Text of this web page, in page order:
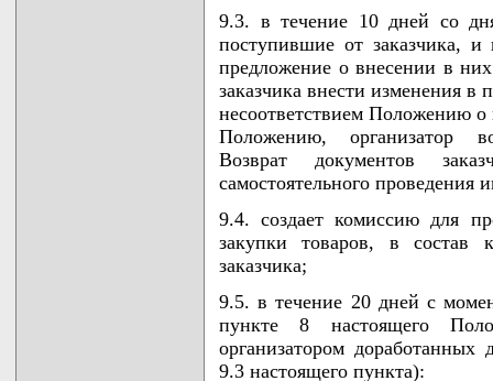
9.3. в течение 10 дней со
поступившие от заказчика, и
предложение о внесении в
заказчика внести изменения в
несоответствием Положению
Положению, организатор
Возврат документов
самостоятельного
9.4. создает комиссию для
закупки товаров, в состав
заказчика;
9.5. в течение 20 дней с
пункте 8 настоящего
организатором доработанных
9.3 настоящего пункта):